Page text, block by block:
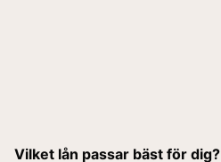
Vilket lån passar bäst för dig?